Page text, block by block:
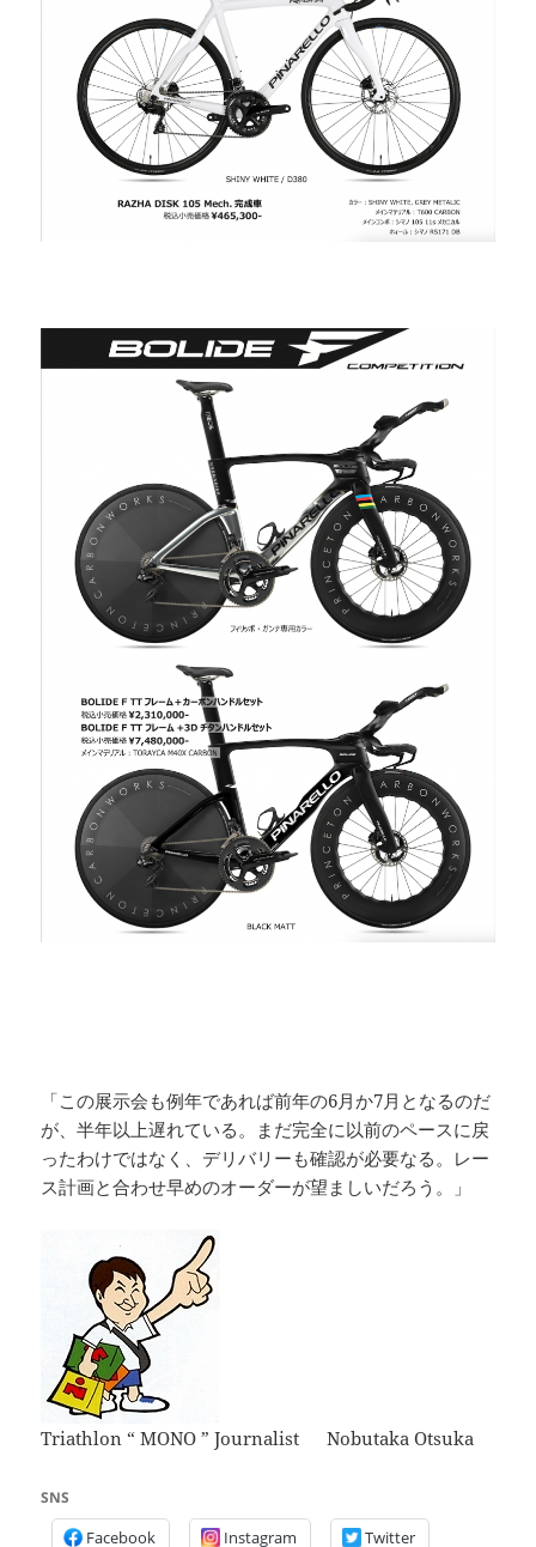
「この展示会も例年であれば前年の6月か7月となるのだ
が、半年以上遅れている。まだ完全に以前のペースに戻
ったわけではなく、デリバリーも確認が必要なる。レー
ス計画と合わせ早めのオーダーが望ましいだろう。」
Triathlon “ MONO ” Journalist Nobutaka Otsuka
SNS
Facebook Instagram Twitter